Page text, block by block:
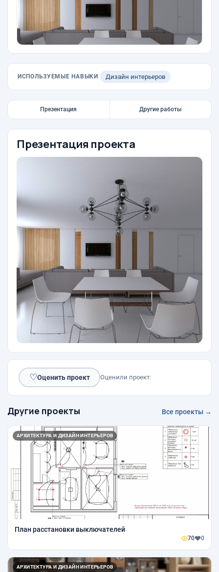
ИСПОЛЬЗУЕМЫЕ НАВЫКИ Дизайн интерьеров
Презентация Другие работы
Презентация проекта
♡Оценить проект Оценили проект:
Другие проекты Все проекты →
АРХИТЕКТУРА И ДИЗАЙН ИНТЕРЬЕРОВ
План расстановки выключателей
70 0
АРХИТЕКТУРА И ДИЗАЙН ИНТЕРЬЕРОВ